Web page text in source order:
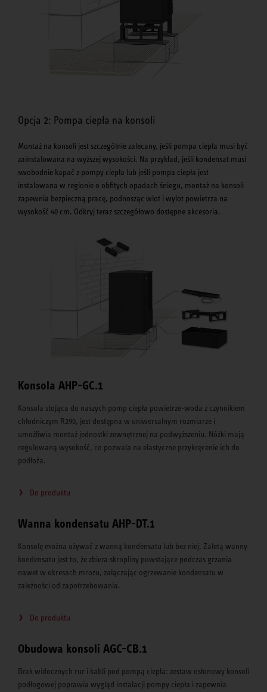
Opcja 2: Pompa ciepła na konsoli
Montaż na konsoli jest szczególnie zalecany, jeśli pompa ciepła musi być
zainstalowana na wyższej wysokości. Na przykład, jeśli kondensat musi
swobodnie kapać z pompy ciepła lub jeśli pompa ciepła jest
instalowana w regionie o obfitych opadach śniegu, montaż na konsoli
zapewnia bezpieczną pracę, podnosząc wlot i wylot powietrza na
wysokość 40 cm. Odkryj teraz szczegółowo dostępne akcesoria.
Konsola AHP-GC.1
Konsola stojąca do naszych pomp ciepła powietrze-woda z czynnikiem
chłodniczym R290, jest dostępna w uniwersalnym rozmiarze i
umożliwia montaż jednostki zewnętrznej na podwyższeniu. Nóżki mają
regulowaną wysokość, co pozwala na elastyczne przykręcenie ich do
podłoża.
Do produktu
Wanna kondensatu AHP-DT.1
Konsolę można używać z wanną kondensatu lub bez niej. Zaletą wanny
kondensatu jest to, że zbiera skropliny powstające podczas grzania
nawet w okresach mrozu, załączając ogrzewanie kondensatu w
zależności od zapotrzebowania.
Do produktu
Obudowa konsoli AGC-CB.1
Brak widocznych rur i kabli pod pompą ciepła: zestaw osłonowy konsoli
podłogowej poprawia wygląd instalacji pompy ciepła i zapewnia